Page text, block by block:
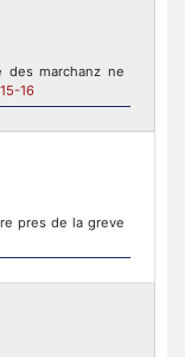
marchanz ne
16
pres de la greve